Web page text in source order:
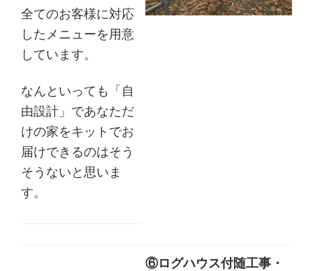
全てのお客様に対応
したメニューを用意
しています。
なんといっても「自
由設計」であなただ
けの家をキットでお
届けできるのはそう
そうないと思いま
す。
⑥ログハウス付随工事・